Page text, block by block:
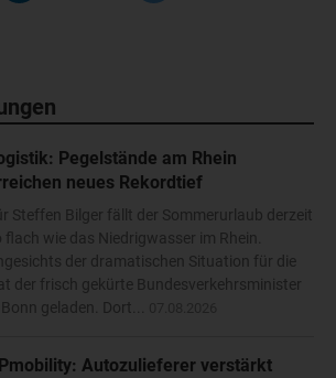
Pegelstände am Rhein
neues Rekordtief
Steffen Bilger fällt der Sommerurlaub derzeit
flach wie das Niedrigwasser im Rhein.
der dramatischen Situation für die
der frisch gekürte Bundesverkehrsminister
geladen. Dort...
Autozulieferer verstärkt